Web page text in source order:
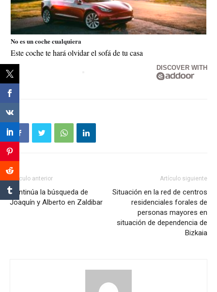
No es un coche cualquiera
Este coche te hará olvidar el sofá de tu casa
DISCOVER WITH
Artículo anterior
Continúa la búsqueda de
Joaquín y Alberto en Zaldibar
Artículo siguiente
Situación en la red de centros
residenciales forales de
personas mayores en
situación de dependencia de
Bizkaia